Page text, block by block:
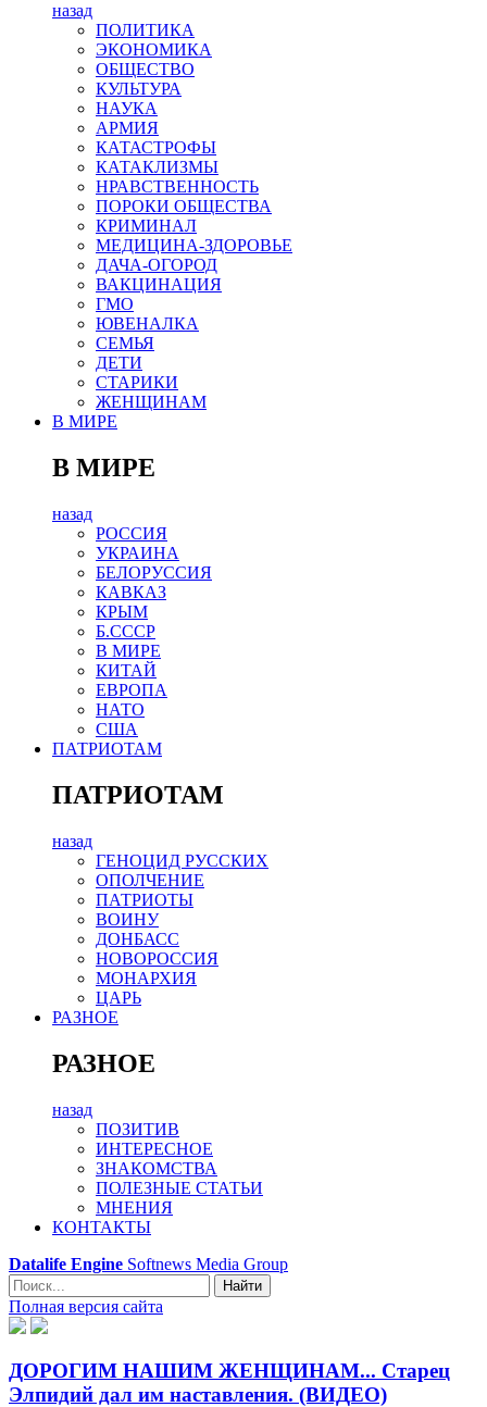
назад
ПОЛИТИКА
ЭКОНОМИКА
ОБЩЕСТВО
КУЛЬТУРА
НАУКА
АРМИЯ
КАТАСТРОФЫ
КАТАКЛИЗМЫ
НРАВСТВЕННОСТЬ
ПОРОКИ ОБЩЕСТВА
КРИМИНАЛ
МЕДИЦИНА-ЗДОРОВЬЕ
ДАЧА-ОГОРОД
ВАКЦИНАЦИЯ
ГМО
ЮВЕНАЛКА
СЕМЬЯ
ДЕТИ
СТАРИКИ
ЖЕНЩИНАМ
В МИРЕ
В МИРЕ
назад
РОСCИЯ
УКРАИНА
БЕЛОРУССИЯ
КАВКАЗ
КРЫМ
Б.СССР
В МИРЕ
КИТАЙ
ЕВРОПА
НАТО
США
ПАТРИОТАМ
ПАТРИОТАМ
назад
ГЕНОЦИД РУССКИХ
ОПОЛЧЕНИЕ
ПАТРИОТЫ
ВОИНУ
ДОНБАСС
НОВОРОССИЯ
МОНАРХИЯ
ЦАРЬ
РАЗНОЕ
РАЗНОЕ
назад
ПОЗИТИВ
ИНТЕРЕСНОЕ
ЗНАКОМСТВА
ПОЛЕЗНЫЕ СТАТЬИ
МНЕНИЯ
КОНТАКТЫ
Datalife Engine Softnews Media Group
Найти
Полная версия сайта
ДОРОГИМ НАШИМ ЖЕНЩИНАМ... Старец
Элпидий дал им наставления. (ВИДЕО)